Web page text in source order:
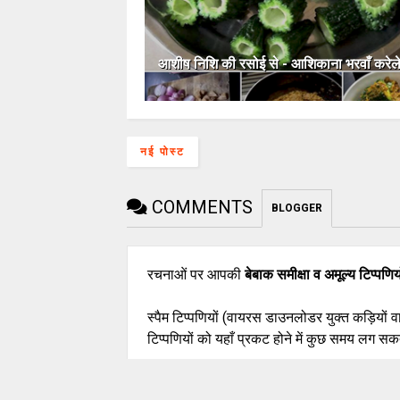
आशीष निशि की रसोई से - आशिकाना भरवाँ करेले
नई पोस्ट
COMMENTS BLOGGER
रचनाओं पर आपकीबेबाक समीक्षा व अमूल्य
स्पैम टिप्पणियों (वायरस डाउनलोडर युक्त कड़ियों
टिप्पणियों को यहाँ प्रकट होने में कुछ समय लग